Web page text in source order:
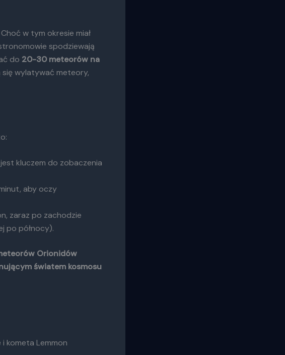
w tym okresie miał
spodziewają
do 20-30 meteorów na
wylatywać meteory,
kluczem do zobaczenia
aby oczy
zaraz po zachodzie
po północy).
Orionidów
światem kosmosu
kometa Lemmon